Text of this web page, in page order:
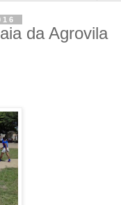
da Agrovila